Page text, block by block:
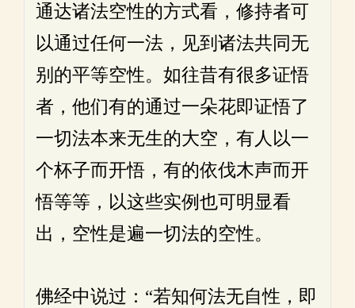
通达诸法空性的方式看，修持者可
以通过任何一法，见到诸法共同无
别的平等空性。如往昔有很多证悟
者，他们有的通过一朵花即证悟了
一切法本来无生的大空，有人以一
个杯子而开悟，有的依伐木声而开
悟等等，以这些实例也可明显看
出，空性是遍一切法的空性。
佛经中说过：“若知何法无自性，即